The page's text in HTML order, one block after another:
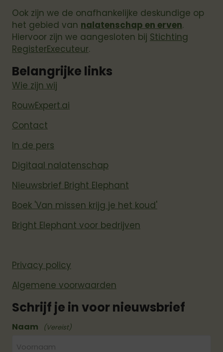
Ook zijn we de onafhankelijke deskundige op
het gebied van nalatenschap en erven.
Hiervoor zijn we aangesloten bij Stichting
RegisterExecuteur.
Belangrijke links
Wie zijn wij
RouwExpert.ai
Contact
In de pers
Digitaal nalatenschap
Nieuwsbrief Bright Elephant
Boek 'Van missen krijg je het koud'
Bright Elephant voor bedrijven
Privacy policy
Algemene voorwaarden
Schrijf je in voor nieuwsbrief
Naam (Vereist)